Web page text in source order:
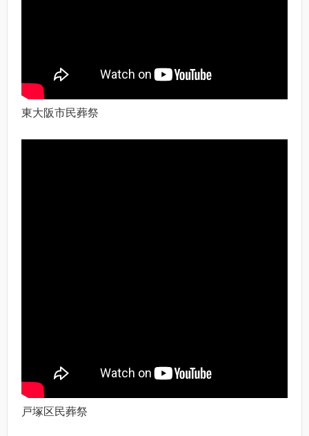
東大阪市民葬祭
戸塚区民葬祭